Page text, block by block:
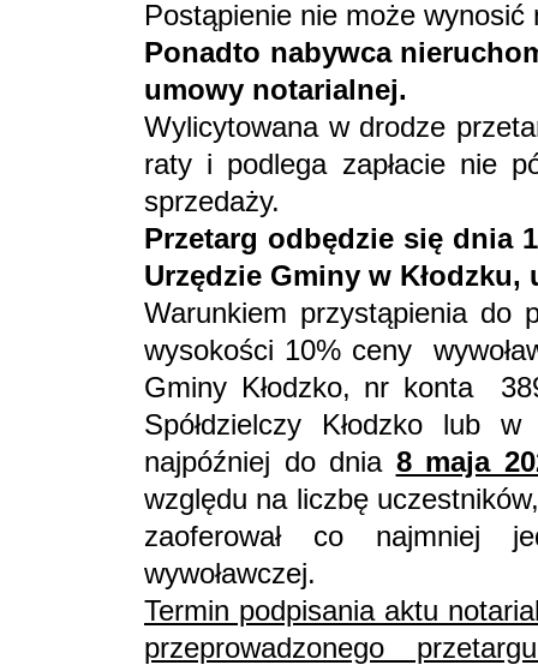
Postąpienie nie może wynosić
Ponadto nabywca
umowy notarialnej.
Wylicytowana w drodze
raty i podlega zapłacie nie
sprzedaży.
Przetarg odbędzie się dnia
Urzędzie Gminy w
Warunkiem przystąpienia do
wysokości 10% ceny
Gminy Kłodzko, nr konta
Spółdzielczy Kłodzko lub
najpóźniej do dnia 8 maja
względu na liczbę
zaoferował co najmniej
wywoławczej.
Termin podpisania aktu
przeprowadzonego